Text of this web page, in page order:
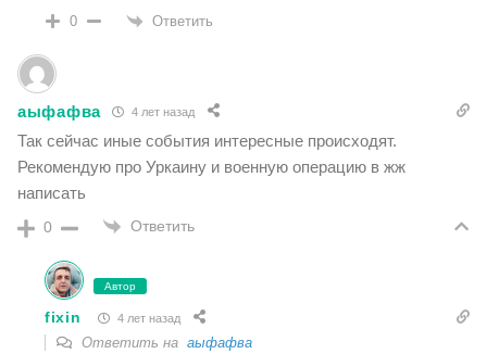
0 Ответить
аыфафва 4 лет назад
Так сейчас иные события интересные происходят.
Рекомендую про Уркаину и военную операцию в жж
написать
0 Ответить
Автор
fixin 4 лет назад
Ответить на аыфафва